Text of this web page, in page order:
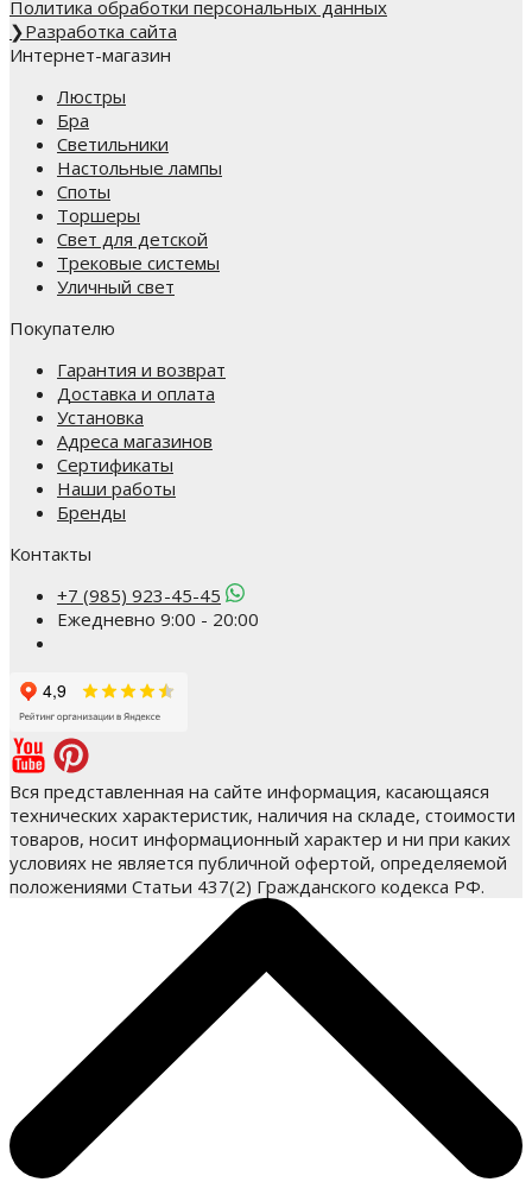
Политика обработки персональных данных
❯Разработка сайта
Интернет-магазин
Люстры
Бра
Светильники
Настольные лампы
Споты
Торшеры
Свет для детской
Трековые системы
Уличный свет
Покупателю
Гарантия и возврат
Доставка и оплата
Установка
Адреса магазинов
Сертификаты
Наши работы
Бренды
Контакты
+7 (985) 923-45-45
Ежедневно 9:00 - 20:00
Вся представленная на сайте информация, касающаяся
технических характеристик, наличия на складе, стоимости
товаров, носит информационный характер и ни при каких
условиях не является публичной офертой, определяемой
положениями Статьи 437(2) Гражданского кодекса РФ.